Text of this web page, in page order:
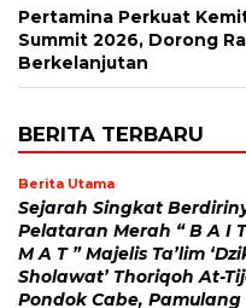
Pertamina Perkuat
Summit 2026, Dorong
Berkelanjutan
BERITA TERBARU
Berita Utama
Sejarah Singkat
Pelataran Merah “ B A I T
M A T ” Majelis Ta’lim
Sholawat’ Thoriqoh At-
Pondok Cabe,